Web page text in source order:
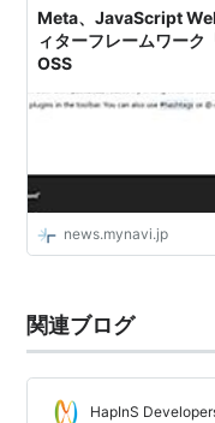
Meta、JavaScript
ィターフレームワー
OSS
news.mynavi.jp
関連ブログ
HapInS